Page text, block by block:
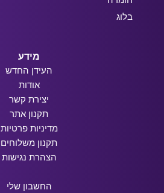
בלוג
מידע
העידן החדש
אודות
יצירת קשר
תקנון אתר
מדיניות פרטיות
תקנון משלוחים
הצהרת נגישות
החשבון שלי